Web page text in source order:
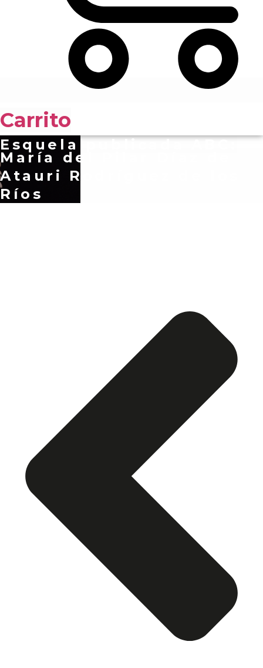
Carrito
Esquela publicada ABC:
María del Pilar Díaz de
Atauri Rodríguez de los
Ríos